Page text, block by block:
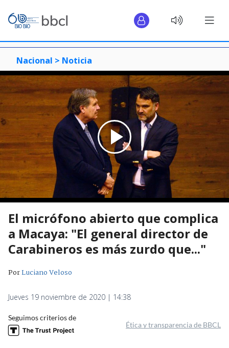
Nacional > Noticia
El micrófono abierto que complica
a Macaya: "El general director de
Carabineros es más zurdo que..."
PorLuciano Veloso
Jueves 19 noviembre de 2020 | 14:38
Seguimos criterios de
Ética y transparencia de BBCL